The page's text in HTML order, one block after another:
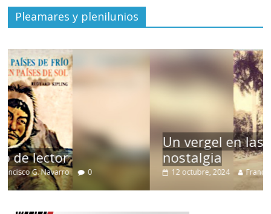
Pleamares y plenilunios
Un vergel en las nieblas de la
nostalgia
12 octubre, 2024 Francisco G. Navarro 0